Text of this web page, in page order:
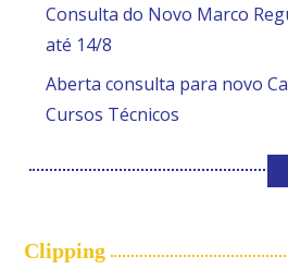
Consulta do Novo Marco
até 14/8
Aberta consulta para novo
Cursos Técnicos
Clipping